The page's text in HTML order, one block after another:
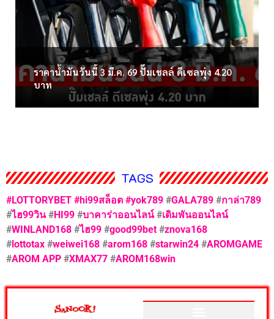
ราคาน้ำมันวันนี้ 3 มี.ค. 69 ปั๊มเชลล์ ดีเซลพุ่ง 4.20
บาท
TAGS
#LOTTORYBET #hi99สล็อต #yok789 #GALA789 #กาล่า789
#ไฮ99วิน #HI99 #บาคาร่าออนไลน์#เดิมพันออนไลน์
#WINLAND168 #ไฮ99 #good99bet #znova168
#lottotax #weiwei168 #arom168 #starwin24 #AROMGAME
#AROM APP #XMAX77 #AROM168win